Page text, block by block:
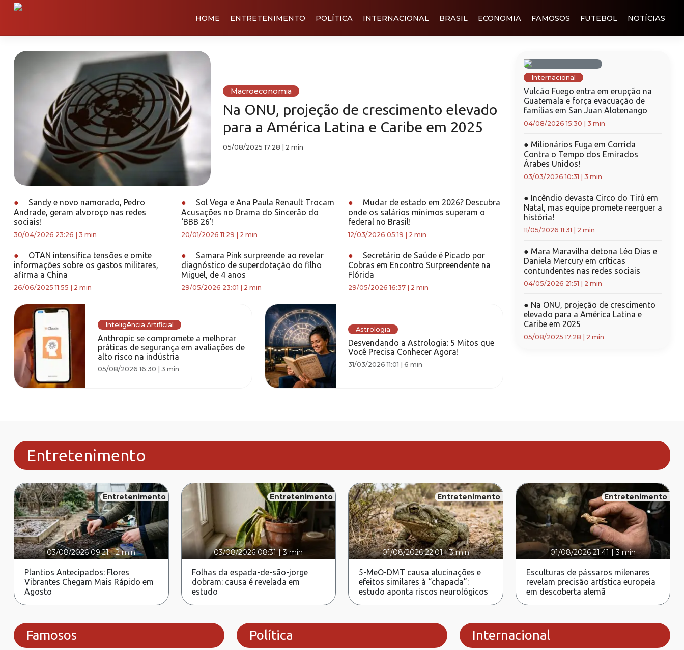
HOME ENTRETENIMENTO POLÍTICA INTERNACIONAL BRASIL ECONOMIA FAMOSOS FUTEBOL NOTÍCIAS
Macroeconomia
Na ONU, projeção de crescimento elevado
para a América Latina e Caribe em 2025
05/08/2025 17:28 2 min
●
Sandy e novo namorado, Pedro
Andrade, geram alvoroço nas redes
sociais!
30/04/2026 23:26 3 min
●
Sol Vega e Ana Paula Renault Trocam
Acusações no Drama do Sincerão do
‘BBB 26’!
20/01/2026 11:29 2 min
●
Mudar de estado em 2026? Descubra
onde os salários mínimos superam o
federal no Brasil!
12/03/2026 05:19 2 min
●
OTAN intensifica tensões e omite
informações sobre os gastos militares,
afirma a China
26/06/2025 11:55 2 min
●
Samara Pink surpreende ao revelar
diagnóstico de superdotação do filho
Miguel, de 4 anos
29/05/2026 23:01 2 min
●
Secretário de Saúde é Picado por
Cobras em Encontro Surpreendente na
Flórida
29/05/2026 16:37 2 min
Inteligência Artificial
Anthropic se compromete a melhorar
práticas de segurança em avaliações de
alto risco na indústria
05/08/2026 16:30 | 3 min
Astrologia
Desvendando a Astrologia: 5 Mitos que
Você Precisa Conhecer Agora!
31/03/2026 11:01 |6 min
Internacional
Vulcão Fuego entra em erupção na
Guatemala e força evacuação de
famílias em San Juan Alotenango
04/08/2026 15:30 3 min
● Milionários Fuga em Corrida
Contra o Tempo dos Emirados
Árabes Unidos!
03/03/2026 10:31 3 min
● Incêndio devasta Circo do Tirú em
Natal, mas equipe promete reerguer a
história!
11/05/2026 11:31 2 min
● Mara Maravilha detona Léo Dias e
Daniela Mercury em críticas
contundentes nas redes sociais
04/05/2026 21:51 2 min
● Na ONU, projeção de crescimento
elevado para a América Latina e
Caribe em 2025
05/08/2025 17:28 2 min
Entretenimento
Entretenimento
03/08/2026 09:21|2 min
Plantios Antecipados: Flores
Vibrantes Chegam Mais Rápido em
Agosto
Entretenimento
03/08/2026 08:31|3 min
Folhas da espada-de-são-jorge
dobram: causa é revelada em
estudo
Entretenimento
01/08/2026 22:01|3 min
5-MeO-DMT causa alucinações e
efeitos similares à “chapada”:
estudo aponta riscos neurológicos
Entretenimento
01/08/2026 21:41 |3 min
Esculturas de pássaros milenares
revelam precisão artística europeia
em descoberta alemã
Famosos Política Internacional